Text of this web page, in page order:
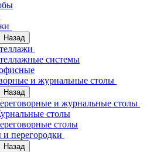
Назад
системы
и журнальные столы
Назад
и журнальные столы
столы
столы
перегородки
Назад